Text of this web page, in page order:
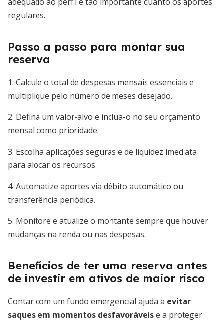
regulares.
Passo a passo para montar sua
reserva
1. Calcule o total de despesas mensais essenciais e
multiplique pelo número de meses desejado.
2. Defina um valor-alvo e inclua-o no seu orçamento
mensal como prioridade.
3. Escolha aplicações seguras e de liquidez imediata
para alocar os recursos.
4. Automatize aportes via débito automático ou
transferência periódica.
5. Monitore e atualize o montante sempre que houver
mudanças na renda ou nas despesas.
Benefícios de ter uma reserva antes
de investir em ativos de maior risco
Contar com um fundo emergencial ajuda a evitar
saques em momentos desfavoráveise a proteger